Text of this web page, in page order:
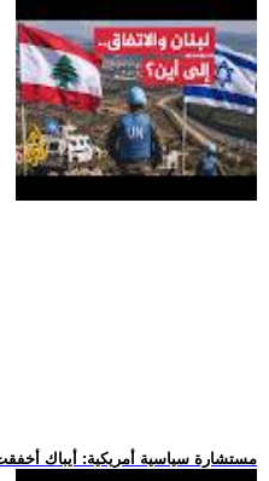
.. مستشارة سياسية أمريكية: أيباك